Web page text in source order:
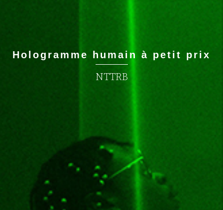
Hologramme humain à petit prix
NTTRB